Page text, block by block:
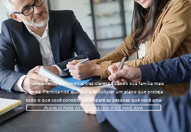
O planejamento patrimonial traz clareza quando sua família mais
precisa. Permita-nos ajudá-lo a estruturar um plano que proteja
tudo o que você construiu e ampare as pessoas que você ama.
PLANEJE PARA AS PESSOAS QUE VOCÊ MAIS AMA